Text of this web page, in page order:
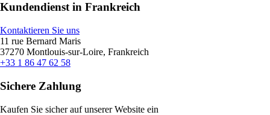
Kundendienst in Frankreich
Kontaktieren Sie uns
11 rue Bernard Maris
37270 Montlouis-sur-Loire, Frankreich
+33 1 86 47 62 58
Sichere Zahlung
Kaufen Sie sicher auf unserer Website ein